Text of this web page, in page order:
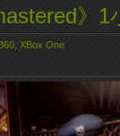
》
XBox One